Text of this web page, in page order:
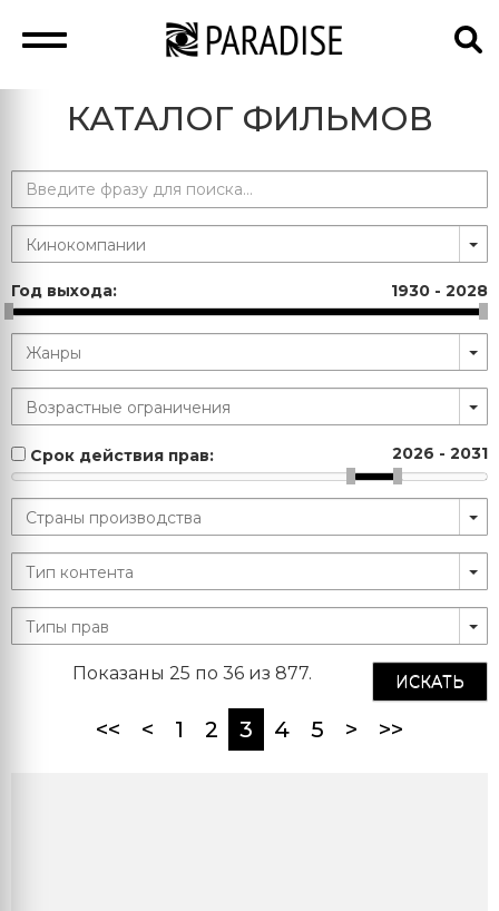
КАТАЛОГ ФИЛЬМОВ
Год выхода: 1930 - 2028
Срок действия прав: 2026 - 2031
ИСКАТЬ
Показаны 25 по 36 из 877.
<< < 1 2 3 (current)
4 5 > >>